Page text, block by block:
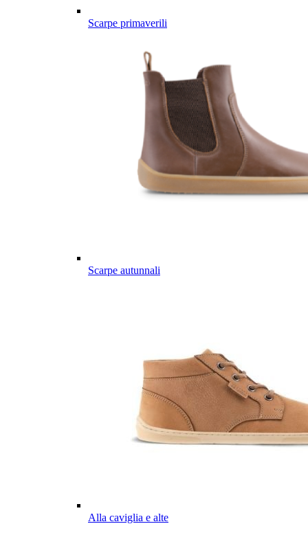
Scarpe primaverili
Scarpe autunnali
Alla caviglia e alte